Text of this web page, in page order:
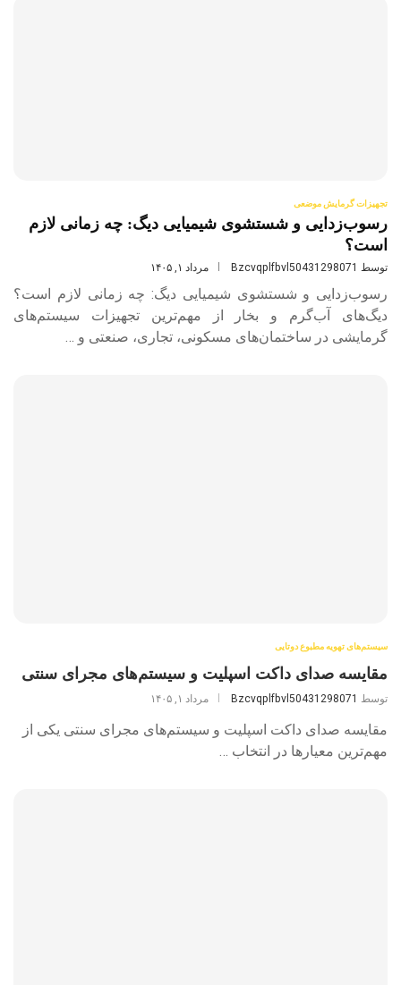
تجهیزات گرمایش موضعی
رسوب‌زدایی و شستشوی شیمیایی دیگ: چه زمانی لازم
است؟
توسط Bzcvqplfbvl50431298071 مرداد ۱, ۱۴۰۵
رسوب‌زدایی و شستشوی شیمیایی دیگ: چه زمانی لازم است؟
دیگ‌های آب‌گرم و بخار از مهم‌ترین تجهیزات سیستم‌های
گرمایشی در ساختمان‌های مسکونی، تجاری، صنعتی و …
سیستم‌های تهویه مطبوع دوتایی
مقایسه صدای داکت اسپلیت و سیستم‌های مجرای سنتی
توسط Bzcvqplfbvl50431298071 مرداد ۱, ۱۴۰۵
مقایسه صدای داکت اسپلیت و سیستم‌های مجرای سنتی یکی از
مهم‌ترین معیارها در انتخاب …